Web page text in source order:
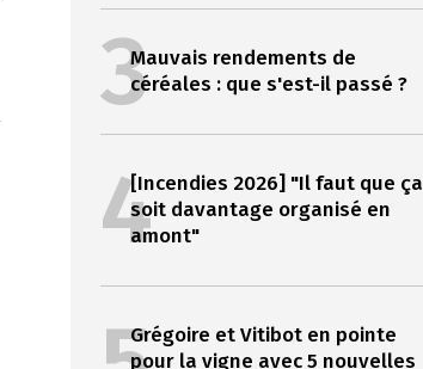
3Mauvais rendements de
céréales : que s'est-il passé ?
4[Incendies 2026] "Il faut que ça
soit davantage organisé en
amont"
Grégoire et Vitibot en pointe
pour la vigne avec 5 nouvelles